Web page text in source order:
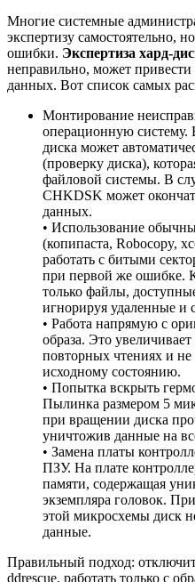
Многие системные
экспертизу самостоятельно,
ошибки. Экспертиза хард-
неправильно, может привести
данных. Вот список самых
Монтирование
операционную
диска может
(проверку диска),
файловой системы. В
CHKDSK может
данных.
• Использование
(копипаста, Robocopy,
работать с битыми
при первой же ошибке.
только файлы,
игнорируя удаленные и
• Работа напрямую с
образа. Это
повторных чтениях и не
исходному состоянию.
• Попытка вскрыть
Пылинка размером 5
при вращении диска
уничтожив данные на
• Замена платы
ПЗУ. На плате
памяти, содержащая
экземпляра головок.
этой микросхемы диск
данные.
Правильный подход:
ddrescue, работать только с